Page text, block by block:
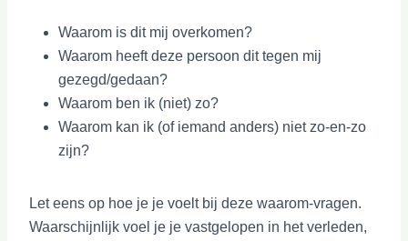
Waarom is dit mij overkomen?
Waarom heeft deze persoon dit tegen mij
gezegd/gedaan?
Waarom ben ik (niet) zo?
Waarom kan ik (of iemand anders) niet zo-en-zo
zijn?
Let eens op hoe je je voelt bij deze waarom-vragen.
Waarschijnlijk voel je je vastgelopen in het verleden,